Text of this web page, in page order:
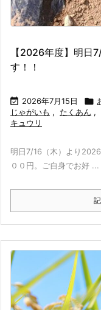
【2026年度】明日
す！！
 2026年7月15日 
じゃがいも , たくあん ,
キュウリ
明日7/16（木）より
００円。ご自身でお好 ...